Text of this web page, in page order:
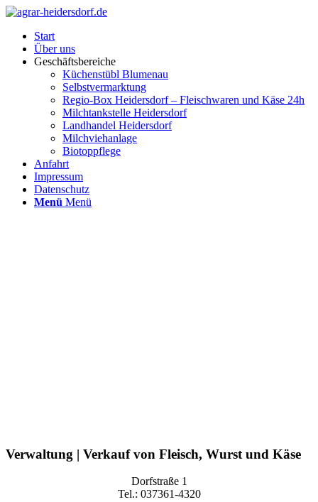
Start
Über uns
Geschäftsbereiche
Küchenstübl Blumenau
Selbstvermarktung
Regio-Box Heidersdorf – Fleischwaren und Käse 24h
Milchtankstelle Heidersdorf
Landhandel Heidersdorf
Milchviehanlage
Biotoppflege
Anfahrt
Impressum
Datenschutz
Menü Menü
Verwaltung | Verkauf von Fleisch, Wurst und Käse
Dorfstraße 1
Tel.: 037361-4320